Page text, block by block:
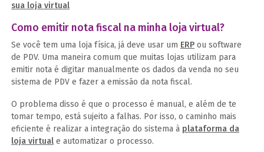
sua loja virtual
Como emitir nota fiscal na minha loja virtual?
Se você tem uma loja física, já deve usar um ERP ou software
de PDV. Uma maneira comum que muitas lojas utilizam para
emitir nota é digitar manualmente os dados da venda no seu
sistema de PDV e fazer a emissão da nota fiscal.
O problema disso é que o processo é manual, e além de te
tomar tempo, está sujeito a falhas. Por isso, o caminho mais
eficiente é realizar a integração do sistema à plataforma da
loja virtual e automatizar o processo.